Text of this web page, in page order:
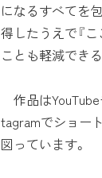
になるすべてを
得したうえで『
ことも軽減でき
作品はYouTube
tagramでショー
図っています。